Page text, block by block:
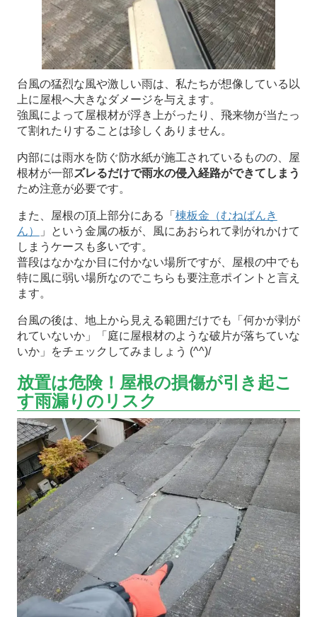
台風の猛烈な風や激しい雨は、私たちが想像している以
上に屋根へ大きなダメージを与えます。
強風によって屋根材が浮き上がったり、飛来物が当たっ
て割れたりすることは珍しくありません。
内部には雨水を防ぐ防水紙が施工されているものの、屋
根材が一部ズレるだけで雨水の侵入経路ができてしまう
ため注意が必要です。
また、屋根の頂上部分にある「 棟板金（むねばんき
ん）
」という金属の板が、風にあおられて剥がれかけて
しまうケースも多いです。
普段はなかなか目に付かない場所ですが、屋根の中でも
特に風に弱い場所なのでこちらも要注意ポイントと言え
ます。
台風の後は、地上から見える範囲だけでも「何かが剥が
れていないか」「庭に屋根材のような破片が落ちていな
いか」をチェックしてみましょう (^^)/
放置は危険！屋根の損傷が引き起こ
す雨漏りのリスク